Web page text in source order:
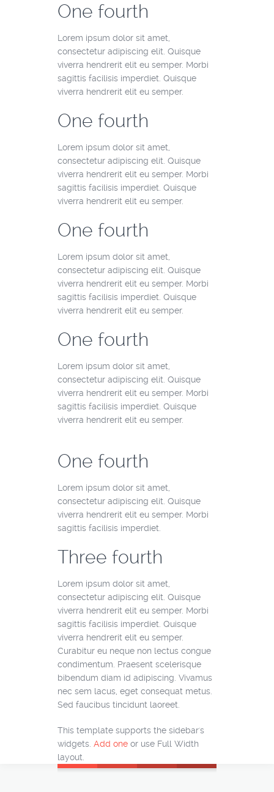
One fourth
Lorem ipsum dolor sit amet,
consectetur adipiscing elit. Quisque
viverra hendrerit elit eu semper. Morbi
sagittis facilisis imperdiet. Quisque
viverra hendrerit elit eu semper.
One fourth
Lorem ipsum dolor sit amet,
consectetur adipiscing elit. Quisque
viverra hendrerit elit eu semper. Morbi
sagittis facilisis imperdiet. Quisque
viverra hendrerit elit eu semper.
One fourth
Lorem ipsum dolor sit amet,
consectetur adipiscing elit. Quisque
viverra hendrerit elit eu semper. Morbi
sagittis facilisis imperdiet. Quisque
viverra hendrerit elit eu semper.
One fourth
Lorem ipsum dolor sit amet,
consectetur adipiscing elit. Quisque
viverra hendrerit elit eu semper. Morbi
sagittis facilisis imperdiet. Quisque
viverra hendrerit elit eu semper.
One fourth
Lorem ipsum dolor sit amet,
consectetur adipiscing elit. Quisque
viverra hendrerit elit eu semper. Morbi
sagittis facilisis imperdiet.
Three fourth
Lorem ipsum dolor sit amet,
consectetur adipiscing elit. Quisque
viverra hendrerit elit eu semper. Morbi
sagittis facilisis imperdiet. Quisque
viverra hendrerit elit eu semper.
Curabitur eu neque non lectus congue
condimentum. Praesent scelerisque
bibendum diam id adipiscing. Vivamus
nec sem lacus, eget consequat metus.
Sed faucibus tincidunt laoreet.
This template supports the sidebar's
widgets. Add one or use Full Width
layout.